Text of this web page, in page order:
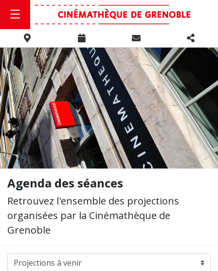
Agenda des séances
Retrouvez l'ensemble des projections
organisées par la Cinémathèque de
Grenoble